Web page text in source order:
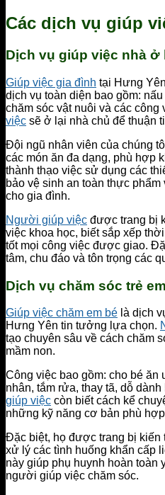
Các dịch vụ giúp
Dịch vụ giúp việc nhà ở
Giúp việc gia đình tại Hưng
dịch vụ toàn diện bao gồm:
chăm sóc vật nuôi và các công
việc sẽ ở lại nhà chủ để thuận
Đội ngũ nhân viên của chúng
các món ăn đa dạng, phù hợp
thành thạo việc sử dụng các
bảo vệ sinh an toàn thực
cho gia đình.
Người giúp việc được trang bị
việc khoa học, biết sắp xếp
tốt mọi công việc được giao.
tâm, chu đáo và tôn trọng các
Dịch vụ chăm sóc trẻ em
Giúp việc chăm em bé là dịch
Hưng Yên tin tưởng lựa chọn.
tạo chuyên sâu về cách chăm
mầm non.
Công việc bao gồm: cho bé ăn
nhân, tắm rửa, thay tã, dỗ
giúp việc còn biết cách kể
những kỹ năng cơ bản phù
Đặc biệt, họ được trang bị kiến
xử lý các tình huống khẩn cấp
này giúp phụ huynh hoàn toàn
người giúp việc chăm sóc.